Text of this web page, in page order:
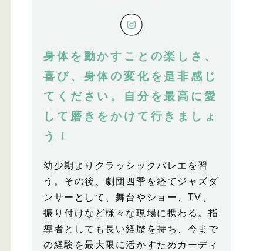
身体を動かすことの楽しさ、
喜び、身体の変化を是非感じ
てください。自分を最高に愛
して磨きをかけて行きましょ
う！
幼少期よりクラッシックバレエを習
う。その後、劇団四季を経てジャズダ
ンサーとして、舞台やショー、TV、
振り付けなど様々な現場に携わる。指
導者としても長い経歴を持ち、今まで
の経験を最大限に活かすためカーディ